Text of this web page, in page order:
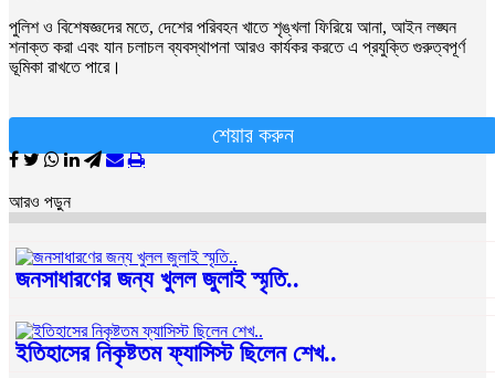
পুলিশ ও বিশেষজ্ঞদের মতে, দেশের পরিবহন খাতে শৃঙ্খলা ফিরিয়ে আনা, আইন লঙ্ঘন
শনাক্ত করা এবং যান চলাচল ব্যবস্থাপনা আরও কার্যকর করতে এ প্রযুক্তি গুরুত্বপূর্ণ
ভূমিকা রাখতে পারে।
শেয়ার করুন
আরও পড়ুন
জনসাধারণের জন্য খুলল জুলাই স্মৃতি..
ইতিহাসের নিকৃষ্টতম ফ্যাসিস্ট ছিলেন শেখ..